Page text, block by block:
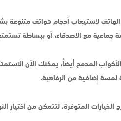
لاستيعاب أحجام هواتف متنوعة
مع الاصدقاء، أو ببساطة
المدمج أيضاً، يمكنك الآن
لمسة إضافية من الرفاهية.
المتوفرة، لتتمكن من اختيار